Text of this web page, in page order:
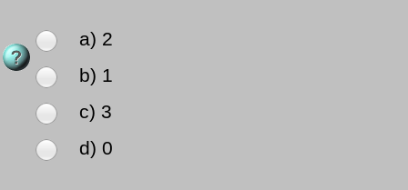
a) 2
b) 1
c) 3
d) 0